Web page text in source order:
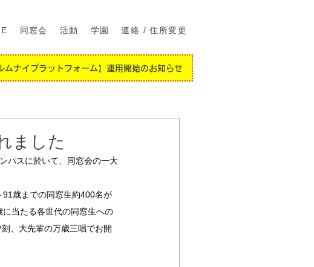
同窓会 活動 学園 連絡 / 住所変更
ムナイプラットフォーム】運用開始のお知らせ
ました
パスに於いて、同窓会の一大
歳までの同窓生約400名が
当たる各世代の同窓生への
、大先輩の万歳三唱でお開